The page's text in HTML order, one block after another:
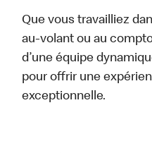
Que vous travailliez
au-volant ou au
d’une équipe
pour offrir une
exceptionnelle.